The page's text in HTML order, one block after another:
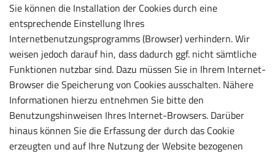
Sie können die Installation der Cookies durch eine
entsprechende Einstellung Ihres
Internetbenutzungsprogramms (Browser) verhindern. Wir
weisen jedoch darauf hin, dass dadurch ggf. nicht sämtliche
Funktionen nutzbar sind. Dazu müssen Sie in Ihrem Internet-
Browser die Speicherung von Cookies ausschalten. Nähere
Informationen hierzu entnehmen Sie bitte den
Benutzungshinweisen Ihres Internet-Browsers. Darüber
hinaus können Sie die Erfassung der durch das Cookie
erzeugten und auf Ihre Nutzung der Website bezogenen